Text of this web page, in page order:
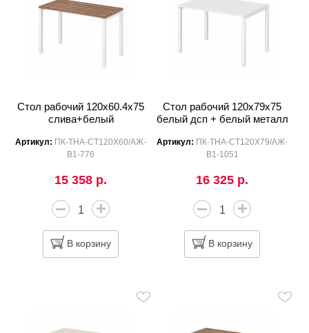
Стол рабочий 120x60.4x75
слива+белый
Артикул: ПК-ТНА-СТ120Х60/АЖ-
В1-776
15 358 р.
В корзину
Стол рабочий 120x79x75
белый дсп + белый металл
Артикул: ПК-ТНА-СТ120Х79/АЖ-
В1-1051
16 325 р.
В корзину